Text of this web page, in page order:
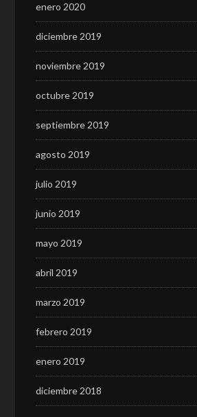
enero 2020
diciembre 2019
noviembre 2019
octubre 2019
septiembre 2019
agosto 2019
julio 2019
junio 2019
mayo 2019
abril 2019
marzo 2019
febrero 2019
enero 2019
diciembre 2018